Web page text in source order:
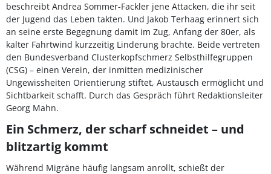
beschreibt Andrea Sommer-Fackler jene Attacken, die ihr seit
der Jugend das Leben takten. Und Jakob Terhaag erinnert sich
an seine erste Begegnung damit im Zug, Anfang der 80er, als
kalter Fahrtwind kurzzeitig Linderung brachte. Beide vertreten
den Bundesverband Clusterkopfschmerz Selbsthilfegruppen
(CSG) – einen Verein, der inmitten medizinischer
Ungewissheiten Orientierung stiftet, Austausch ermöglicht und
Sichtbarkeit schafft. Durch das Gespräch führt Redaktionsleiter
Georg Mahn.
Ein Schmerz, der scharf schneidet – und
blitzartig kommt
Während Migräne häufig langsam anrollt, schießt der